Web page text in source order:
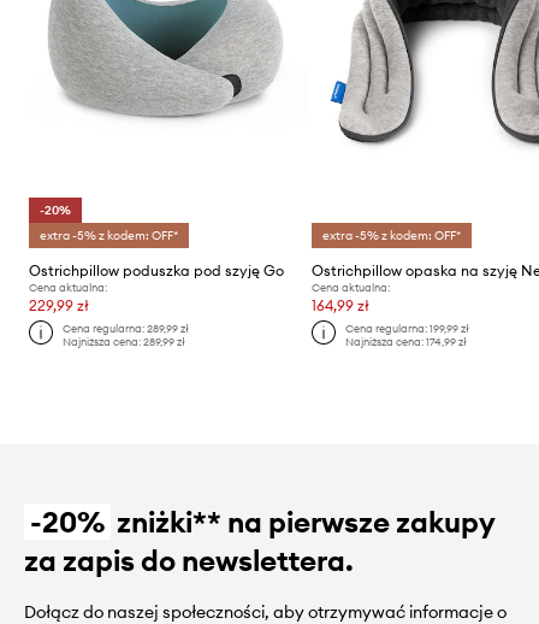
-20%
extra -5% z kodem: OFF*
Ostrichpillow poduszka pod szyję Go
Cena aktualna:
229,99 zł
Cena regularna:289,99 zł
Najniższa cena:289,99 zł
extra -5% z kodem: OFF*
Cena aktualna:
164,99 zł
Cena regularna: 199,99 zł
Najniższa cena: 174,99 zł
-20% zniżki** na pierwsze zakupy
za zapis do newslettera.
Dołącz do naszej społeczności, aby otrzymywać informacje o